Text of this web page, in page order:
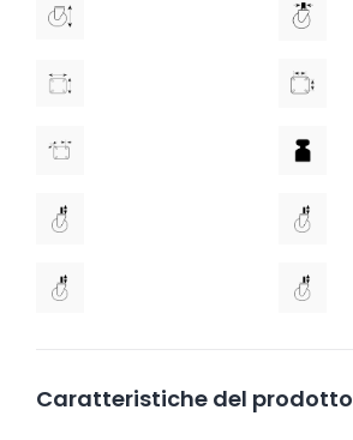
Caratteristiche del prodotto